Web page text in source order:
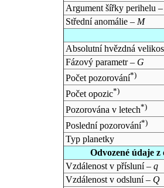
Argument šířky perihelu
Střední anomálie – M
Absolutní hvězdná
Fázový parametr – G
Počet pozorování*)
Počet opozic*)
Pozorována v letech*)
Poslední pozorování*)
Typ planetky
Odvozené údaje
Vzdálenost v přísluní – q
Vzdálenost v odsluní – Q